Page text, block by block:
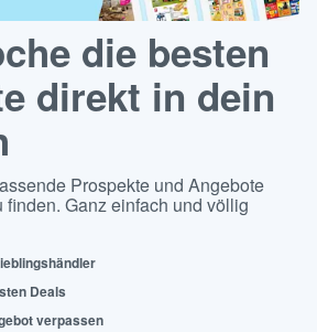
die besten
direkt in dein
Prospekte und Angebote
Ganz einfach und völlig
Deals
verpassen